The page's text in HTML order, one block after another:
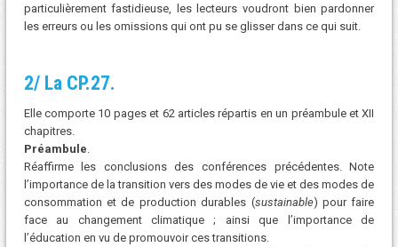
particulièrement fastidieuse, les lecteurs voudront bien pardonner
les erreurs ou les omissions qui ont pu se glisser dans ce qui suit.
2/ La CP.27.
Elle comporte 10 pages et 62 articles répartis en un préambule et XII
chapitres.
Préambule.
Réaffirme les conclusions des conférences précédentes. Note
l’importance de la transition vers des modes de vie et des modes de
consommation et de production durables (sustainable) pour faire
face au changement climatique ; ainsi que l’importance de
l’éducation en vu de promouvoir ces transitions.